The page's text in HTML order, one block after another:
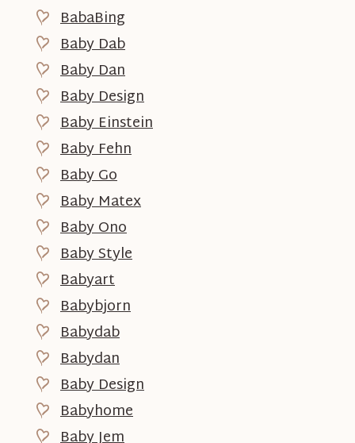
BabaBing
Baby Dab
Baby Dan
Baby Design
Baby Einstein
Baby Fehn
Baby Go
Baby Matex
Baby Ono
Baby Style
Babyart
Babybjorn
Babydab
Babydan
Baby Design
Babyhome
Baby Jem